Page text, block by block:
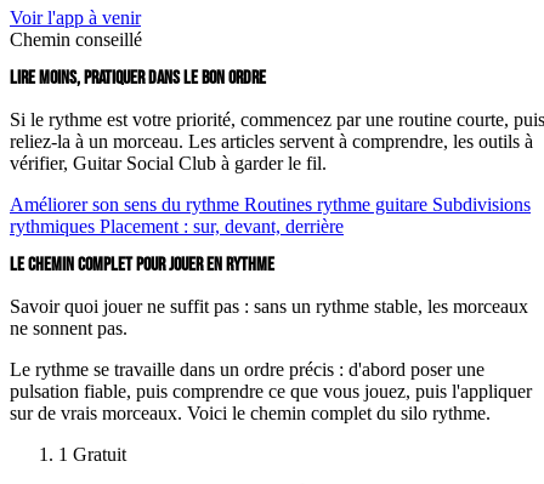
Voir l'app à venir
Chemin conseillé
LIRE MOINS, PRATIQUER DANS LE BON ORDRE
Si le rythme est votre priorité, commencez par une routine courte, puis
reliez-la à un morceau. Les articles servent à comprendre, les outils à
vérifier, Guitar Social Club à garder le fil.
Améliorer son sens du rythme Routines rythme guitare Subdivisions
rythmiques Placement : sur, devant, derrière
LE CHEMIN COMPLET POUR JOUER EN RYTHME
Savoir quoi jouer ne suffit pas : sans un rythme stable, les morceaux
ne sonnent pas.
Le rythme se travaille dans un ordre précis : d'abord poser une
pulsation fiable, puis comprendre ce que vous jouez, puis l'appliquer
sur de vrais morceaux. Voici le chemin complet du silo rythme.
1 Gratuit